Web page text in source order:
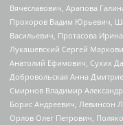
Вячеславович, Арапова
Прохоров Вадим Юрьевич,
Васильевич, Протасова
Лукашевский Сергей
Анатолий Ефимович, Сухих
Добровольская Анна
Смирнов Владимир
Борис Андреевич, Левинсон
Орлов Олег Петрович,